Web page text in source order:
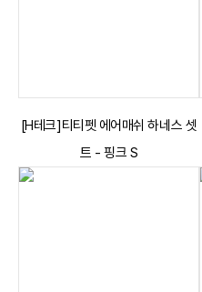
[H테크]티티펫 에어매쉬 하네스 셋
트 - 핑크 S